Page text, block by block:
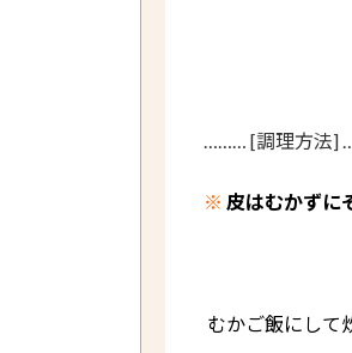
……… [調理方法]
※ 皮はむかずに
むかご飯にして